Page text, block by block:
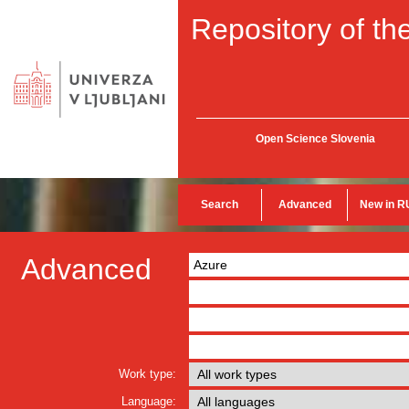
Repository of
Open Science Slovenia
Search Advanced New in
Advanced
Work type:
Language: